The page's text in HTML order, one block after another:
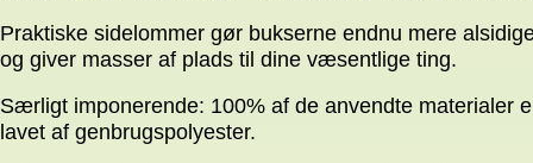
Praktiske sidelommer gør bukserne endnu mere
og giver masser af plads til dine væsentlige ting.
Særligt imponerende: 100% af de anvendte materialer
lavet af genbrugspolyester.